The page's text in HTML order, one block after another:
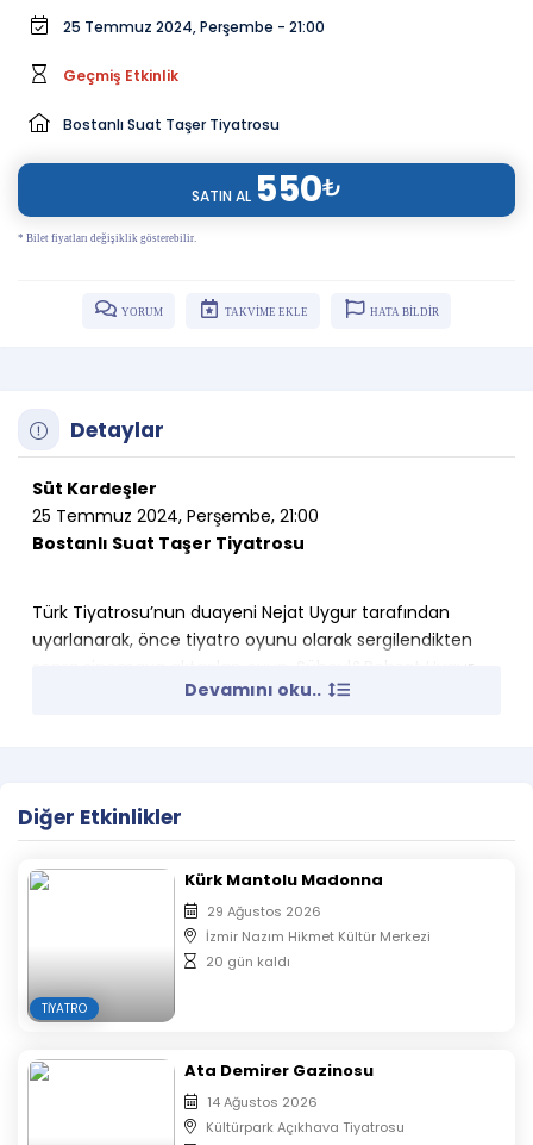
25 Temmuz 2024, Perşembe - 21:00
Geçmiş Etkinlik
Bostanlı Suat Taşer Tiyatrosu
SATIN AL 550₺
* Bilet fiyatları değişiklik gösterebilir.
YORUM TAKVİME EKLE HATA BİLDİR
Detaylar
Süt Kardeşler
25 Temmuz 2024, Perşembe, 21:00
Bostanlı Suat Taşer Tiyatrosu
Türk Tiyatrosu’nun duayeni Nejat Uygur tarafından
uyarlanarak, önce tiyatro oyunu olarak sergilendikten
sonra sinemaya aktarılan oyun, Süheyl&Behzat Uygur
Tiyatrosu tarafından günümüz yorumuyla Süt Kardeşler
Gazanfer sayesinde sonuca kavuşturuluyor. Geleneksel
Türk Tiyatrosundan örnekler sunan oyun, sahne, dekor
ve kostümleriyle oyunu izleyenleri 1950’li yıllara
Devamını oku..
Diğer Etkinlikler
TIYATRO
Kürk Mantolu Madonna
29 Ağustos 2026
İzmir Nazım Hikmet Kültür Merkezi
20 gün kaldı
Ata Demirer Gazinosu
14 Ağustos 2026
Kültürpark Açıkhava Tiyatrosu